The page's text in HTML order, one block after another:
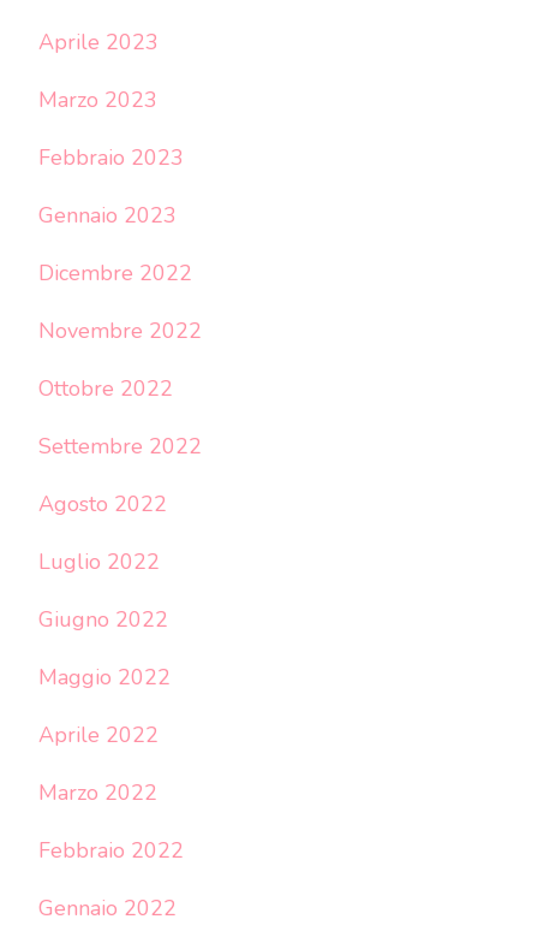
Aprile 2023
Marzo 2023
Febbraio 2023
Gennaio 2023
Dicembre 2022
Novembre 2022
Ottobre 2022
Settembre 2022
Agosto 2022
Luglio 2022
Giugno 2022
Maggio 2022
Aprile 2022
Marzo 2022
Febbraio 2022
Gennaio 2022